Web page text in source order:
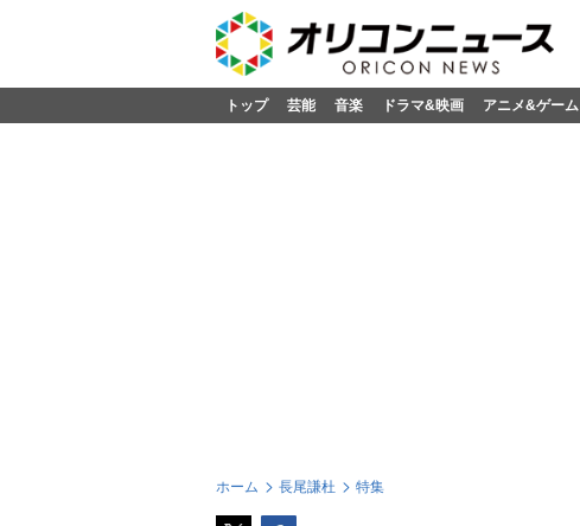
トップ 芸能 音楽 ドラマ&映画 アニメ&ゲーム
ホーム 長尾謙杜 特集